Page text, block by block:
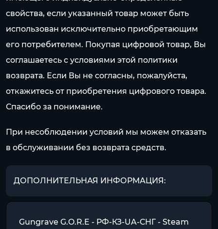
свойства, если указанный товар может быть
использован исключительно приобретающим
его потребителем. Покупая цифровой товар, Вы
соглашаетесь с условиями этой политики
возврата. Если Вы не согласны, пожалуйста,
откажитесь от приобретения цифрового товара.
Спасибо за понимание.
При несоблюдении условий мы можем отказать
в обслуживании без возврата средств.
ДОПОЛНИТЕЛЬНАЯ ИНФОРМАЦИЯ:
Gungrave G.O.R.E - РФ-КЗ-UA-СНГ - Steam